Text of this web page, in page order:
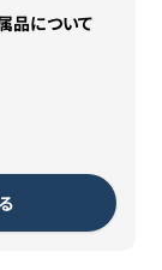
品について